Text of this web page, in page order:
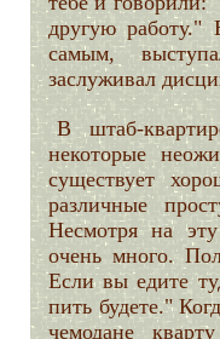
другую работу."
самым,
заслуживал
В штаб-
некоторые
существует
различные
Несмотря на
очень много.
Если вы едите
пить будете."
чемодане